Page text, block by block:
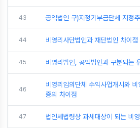
43 공익법인 구)지정기부금단체 지정
44 비영리사단법인과 재단법인 차이점
45 비영리법인, 공익법인과 구분되는
46
비영리임의단체 수익사업개시와
증의 차이점
47 법인세법령상 과세대상이 되는 비